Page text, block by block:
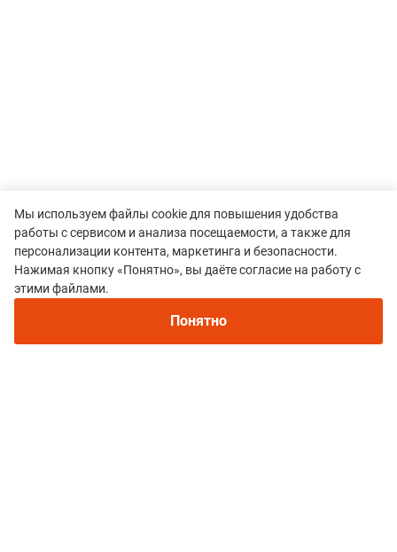
Мы используем файлы cookie для повышения удобства
работы с сервисом и анализа посещаемости, а также для
персонализации контента, маркетинга и безопасности.
Нажимая кнопку «Понятно», вы даёте согласие на работу с
этими файлами.
Понятно